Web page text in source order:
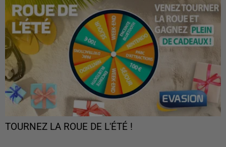
TOURNEZ LA ROUE DE L'ÉTÉ !